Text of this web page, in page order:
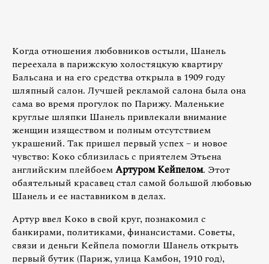
Когда отношения любовников остыли, Шанель
переехала в парижскую холостяцкую квартиру
Бальсана и на его средства открыла в 1909 году
шляпный салон. Лучшей рекламой салона была она
сама во время прогулок по Парижу. Маленькие
круглые шляпки Шанель привлекали внимание
женщин изяществом и полным отсутствием
украшений. Так пришел первый успех – и новое
чувство: Коко сблизилась с приятелем Этьена
английским плейбоемАртуром Кейпелом. Этот
обаятельный красавец стал самой большой любовью
Шанель и ее наставником в делах.
Артур ввел Коко в свой круг, познакомил с
банкирами, политиками, финансистами. Советы,
связи и деньги Кейпела помогли Шанель открыть
первый бутик (Париж, улица Камбон, 1910 год),